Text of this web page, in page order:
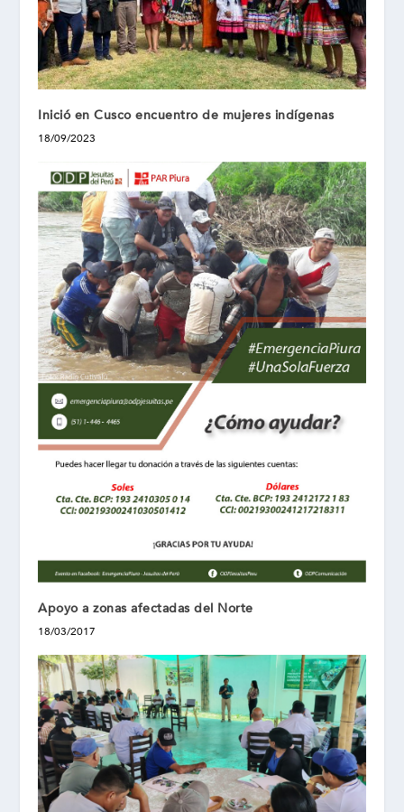
Inició en Cusco encuentro de mujeres indígenas
18/09/2023
Apoyo a zonas afectadas del Norte
18/03/2017